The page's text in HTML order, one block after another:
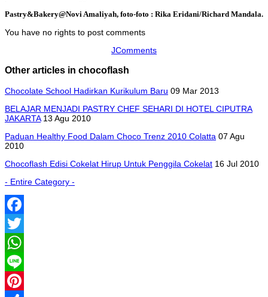
Pastry&Bakery@Novi Amaliyah, foto-foto : Rika Eridani/Richard Mandala.
You have no rights to post comments
JComments
Other articles in chocoflash
Chocolate School Hadirkan Kurikulum Baru 09 Mar 2013
BELAJAR MENJADI PASTRY CHEF SEHARI DI HOTEL CIPUTRA
JAKARTA13 Agu 2010
Paduan Healthy Food Dalam Choco Trenz 2010 Colatta 07 Agu
2010
Chocoflash Edisi Cokelat Hirup Untuk Penggila Cokelat 16 Jul 2010
- Entire Category -
Facebook
Twitter
WhatsApp
Line